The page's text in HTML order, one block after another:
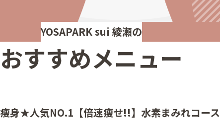
おすすめメニュー
YOSAPARK sui 綾瀬の
痩身★人気NO.1【倍速痩せ!!】水素まみれコース